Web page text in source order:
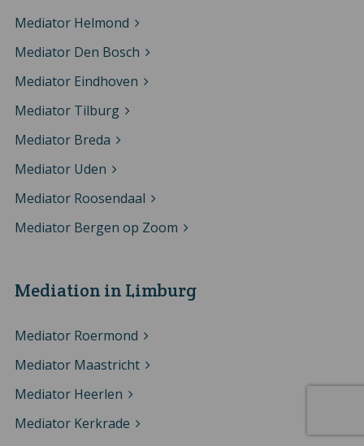
Mediator Helmond
Mediator Den Bosch
Mediator Eindhoven
Mediator Tilburg
Mediator Breda
Mediator Uden
Mediator Roosendaal
Mediator Bergen op Zoom
Mediation in Limburg
Mediator Roermond
Mediator Maastricht
Mediator Heerlen
Mediator Kerkrade